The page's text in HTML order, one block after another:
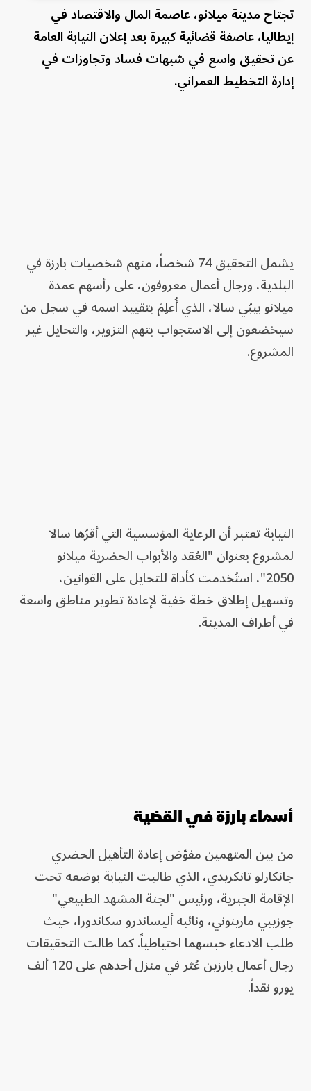
تجتاح مدينة ميلانو، عاصمة المال والاقتصاد في
إيطاليا، عاصفة قضائية كبيرة بعد إعلان النيابة العامة
عن تحقيق واسع في شبهات فساد وتجاوزات في
إدارة التخطيط العمراني.
يشمل التحقيق 74 شخصاً، منهم شخصيات بارزة في
البلدية، ورجال أعمال معروفون، على رأسهم عمدة
ميلانو بيبّي سالا، الذي أُعلِمَ بتقييد اسمه في سجل من
سيخضعون إلى الاستجواب بتهم التزوير، والتحايل غير
المشروع.
النيابة تعتبر أن الرعاية المؤسسية التي أقرّها سالا
لمشروع بعنوان "العُقد والأبواب الحضرية ميلانو
2050"، استُخدمت كأداة للتحايل على القوانين،
وتسهيل إطلاق خطة خفية لإعادة تطوير مناطق واسعة
في أطراف المدينة.
أسماء بارزة في القضية
من بين المتهمين مفوّض إعادة التأهيل الحضري
جانكارلو تانكريدي، الذي طالبت النيابة بوضعه تحت
الإقامة الجبرية، ورئيس "لجنة المشهد الطبيعي"
جوزيبي مارينوني، ونائبه أليساندرو سكاندورا، حيث
طلب الادعاء حبسهما احتياطياً. كما طالت التحقيقات
رجال أعمال بارزين عُثر في منزل أحدهم على 120 ألف
يورو نقداً.